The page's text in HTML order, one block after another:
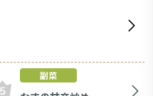
副菜